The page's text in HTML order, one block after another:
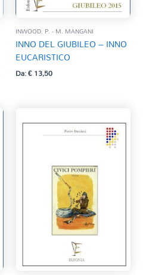
INWOOD. P. - M. MANGANI
INNO DEL GIUBILEO – INNO
EUCARISTICO
Da:€13,50